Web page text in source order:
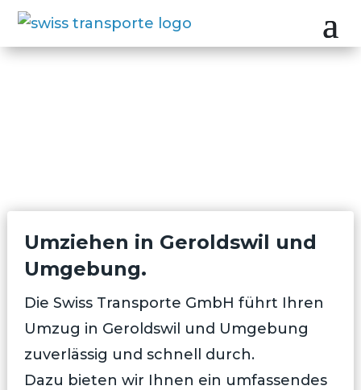
Umziehen in Geroldswil und
Umgebung.
Die Swiss Transporte GmbH führt Ihren
Umzug in Geroldswil und Umgebung
zuverlässig und schnell durch.
Dazu bieten wir Ihnen ein umfassendes